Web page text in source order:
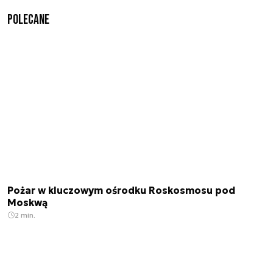
Polecane
Pożar w kluczowym ośrodku Roskosmosu pod
Moskwą
2 min.